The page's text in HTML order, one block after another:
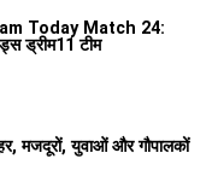
Today Match 24:
ड्रीम11 टीम
मजदूरों, युवाओं और गौपालकों